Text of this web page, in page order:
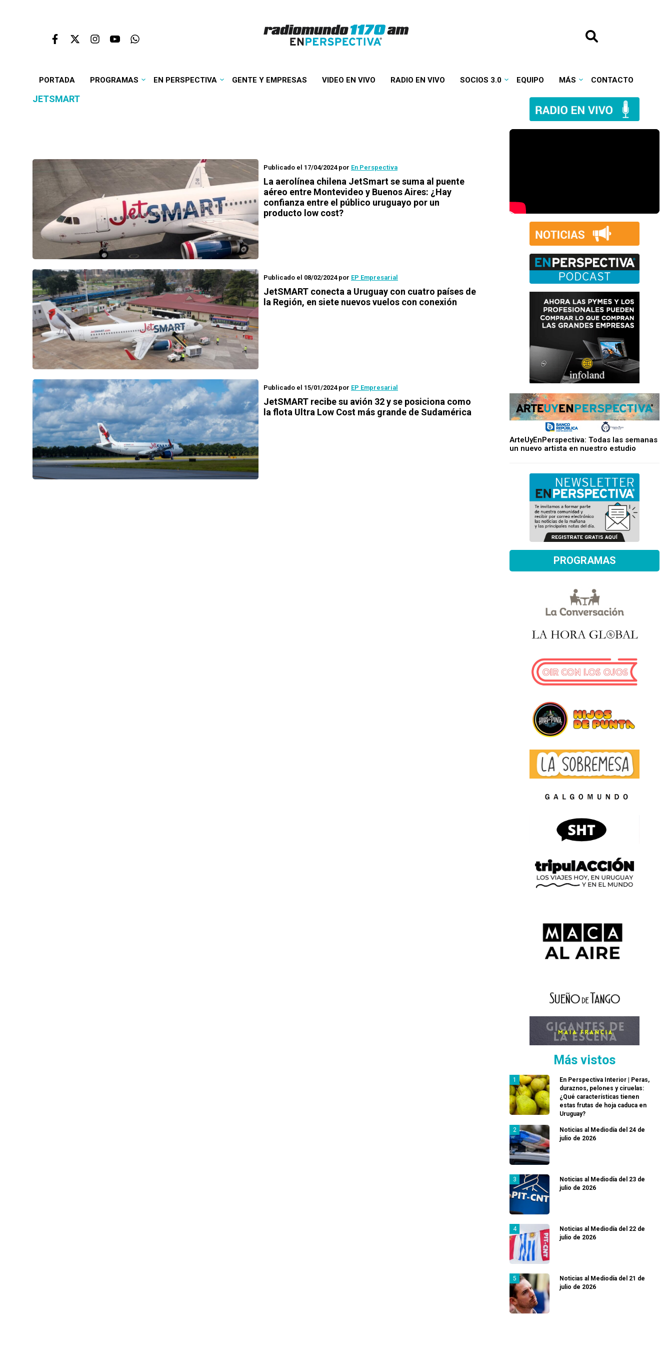
PORTADA PROGRAMAS EN PERSPECTIVA GENTE Y EMPRESAS VIDEO EN VIVO RADIO EN VIVO SOCIOS 3.0 EQUIPO MÁS CONTACTO
JETSMART
Publicado el 17/04/2024por En Perspectiva
La aerolínea chilena JetSmart se suma al puente
aéreo entre Montevideo y Buenos Aires: ¿Hay
confianza entre el público uruguayo por un
producto low cost?
Publicado el 08/02/2024por EP Empresarial
JetSMART conecta a Uruguay con cuatro países de
la Región, en siete nuevos vuelos con conexión
Publicado el 15/01/2024por EP Empresarial
JetSMART recibe su avión 32 y se posiciona como
la flota Ultra Low Cost más grande de Sudamérica
ArteUyEnPerspectiva: Todas las semanas
un nuevo artista en nuestro estudio
PROGRAMAS
Más vistos
En Perspectiva Interior | Peras,
duraznos, pelones y ciruelas:
¿Qué características tienen
estas frutas de hoja caduca en
Uruguay?
Noticias al Mediodía del 24 de
julio de 2026
Noticias al Mediodía del 23 de
julio de 2026
Noticias al Mediodía del 22 de
julio de 2026
Noticias al Mediodía del 21 de
julio de 2026